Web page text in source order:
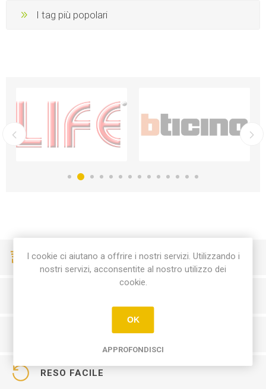
I tag più popolari
CONSEGNE VELOCI
SERVIZIO CLIENTI
RESO FACILE
I cookie ci aiutano a offrire i nostri servizi. Utilizzando i
nostri servizi, acconsentite al nostro utilizzo dei
cookie.
OK
APPROFONDISCI